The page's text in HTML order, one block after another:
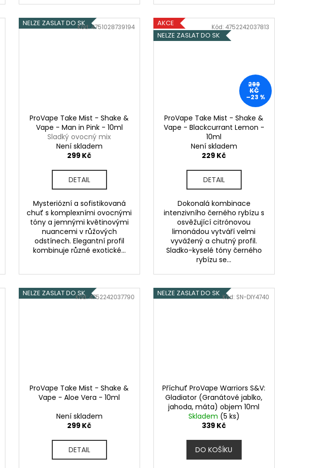
NELZE ZASLAT DO SK
ProVape Take Mist - Shake &
Vape - Man in Pink - 10ml
Sladký ovocný mix
Není skladem
299 Kč
DETAIL
Mysteriózní a sofistikovaná
chuť s komplexními ovocnými
tóny a jemnými květinovými
nuancemi v růžových
odstínech. Elegantní profil
kombinuje různé exotické...
Kód:4751028739194
AKCE
NELZE ZASLAT DO SK
299
KČ
–23 %
ProVape Take Mist - Shake &
Vape - Blackcurrant Lemon -
10ml
Není skladem
229 Kč
DETAIL
Dokonalá kombinace
intenzivního černého rybízu s
osvěžující citrónovou
limonádou vytváří velmi
vyvážený a chutný profil.
Sladko-kyselé tóny černého
rybízu se...
Kód: 4752242037813
NELZE ZASLAT DO SK
ProVape Take Mist - Shake &
Vape - Aloe Vera - 10ml
Není skladem
299 Kč
DETAIL
Kód:4752242037790 NELZE ZASLAT DO SK
Příchuť ProVape Warriors S&V:
Gladiator (Granátové jablko,
jahoda, máta) objem 10ml
Skladem (5 ks)
339 Kč
DO KOŠÍKU
Kód: SN-DIY4740